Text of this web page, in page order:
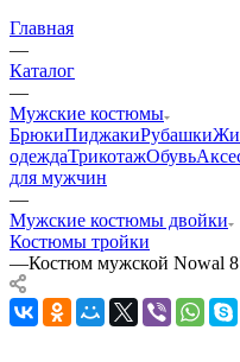
Главная
—
Каталог
—
Мужские костюмы
БрюкиПиджакиРубашки
одеждаТрикотажОбувь
для мужчин
—
Мужские костюмы двойки
Костюмы тройки
—Костюм мужской Nowal